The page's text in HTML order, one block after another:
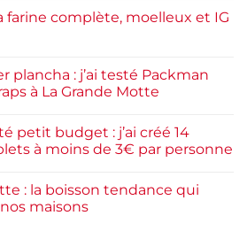
farine complète, moelleux et IG
plancha : j’ai testé Packman
à La Grande Motte
petit budget : j’ai créé 14
à moins de 3€ par personne
: la boisson tendance qui
maisons